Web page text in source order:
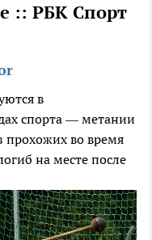
:: РБК Спорт
в
спорта — метании
прохожих во время
на месте после